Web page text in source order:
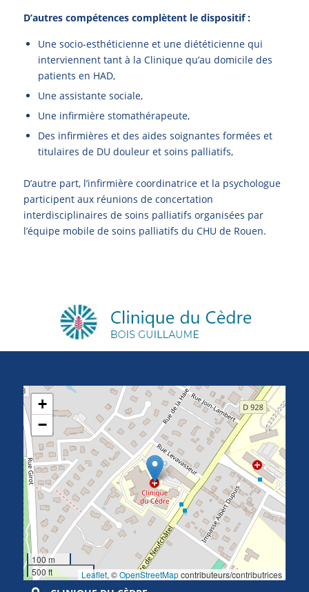
D’autres compétences complètent le dispositif :
Une socio-esthéticienne et une diététicienne qui
interviennent tant à la Clinique qu’au domicile des
patients en HAD,
Une assistante sociale,
Une infirmière stomathérapeute,
Des infirmières et des aides soignantes formées et
titulaires de DU douleur et soins palliatifs,
D’autre part, l’infirmière coordinatrice et la psychologue
participent aux réunions de concertation
interdisciplinaires de soins palliatifs organisées par
l’équipe mobile de soins palliatifs du CHU de Rouen.
+
−
100 m
500 ft
Leaflet, ©OpenStreetMapcontributeurs/contributrices